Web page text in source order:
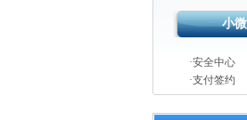
·安全中心
·支付签约